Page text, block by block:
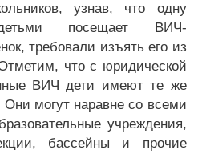
узнав, что одну
посещает ВИЧ-
требовали изъять его из
что с юридической
ВИЧ дети имеют те же
могут наравне со всеми
учреждения,
бассейны и прочие